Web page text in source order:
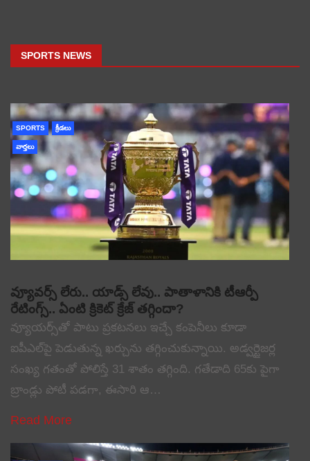
SPORTS NEWS
SPORTS క్రీడలు
వార్తలు
వ్యూవర్స్ లేరు.. యాడ్స్ లేవు.. పాతాళానికి టీఆర్పీ
రేటింగ్స్.. ఏంటి క్రికెట్ క్రేజ్ తగ్గిందా?
వ్యూయర్స్‌తో పాటు ప్రకటనలు ఇచ్చే కంపెనీలు కూడా
ఐపీఎల్‌పై పెడుతున్న ఖర్చును తగ్గించుకున్నాయి. అడ్వర్టైజర్ల
సంఖ్య గతంతో పోలిస్తే 31 శాతం తగ్గింది. గతేడాది 65కు పైగా
బ్రాండ్లు పోటీ పడగా, ఈసారి ఆ…
Read More